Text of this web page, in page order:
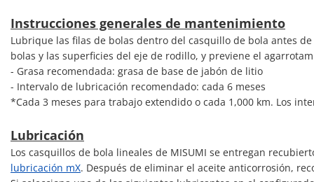
Instrucciones generales de mantenimiento
Lubrique las filas de bolas dentro del casquillo de bola antes
bolas y las superficies del eje de rodillo, y previene el
- Grasa recomendada: grasa de base de jabón de litio
- Intervalo de lubricación recomendado: cada 6 meses
*Cada 3 meses para trabajo extendido o cada 1,000 km. Los
Lubricación
Los casquillos de bola lineales de MISUMI se entregan
lubricación mX. Después de eliminar el aceite anticorrosión,